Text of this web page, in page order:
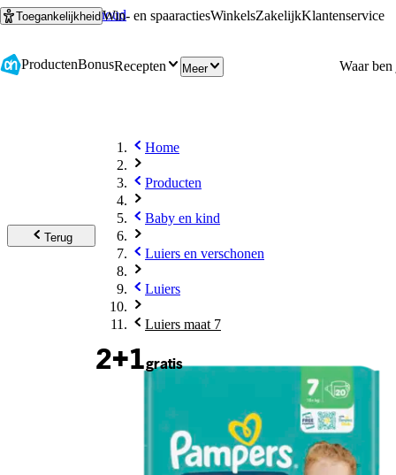
Ga naar hoofdinhoud
Ga naar zoeken
ToegankelijkheidWin- en spaaractiesWinkelsZakelijkKlantenservice
ProductenBonusRecepten Meer
Terug
Home
Producten
Baby en kind
Luiers en verschonen
Luiers
Luiers maat 7
2+1gratis